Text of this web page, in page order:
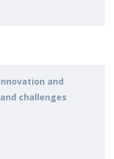
and
challenges